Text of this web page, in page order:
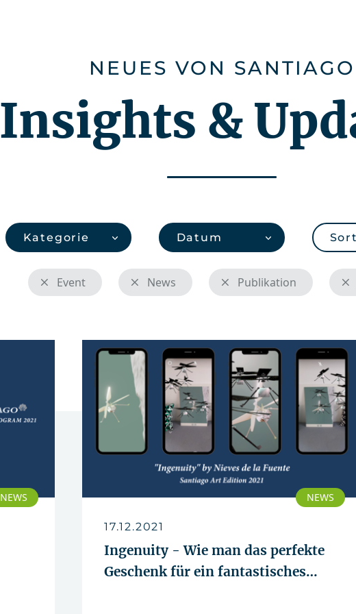
NEUES VON SANTIAGO
Insights &
Kategorie Datum
Event News Publikation
NEWS NEWS
17.12.2021
Ingenuity - Wie man das perfekte
Geschenk für ein fantastisches